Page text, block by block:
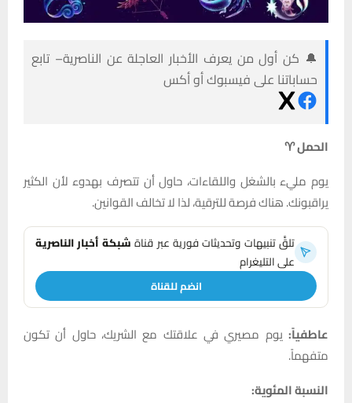
🔔 كن أول من يعرف الأخبار العاجلة عن الناصرية– تابع
حساباتنا على فيسبوك أو أكس
الحمل ♈
يوم مليء بالشغل واللقاءات، حاول أن تتصرف بهدوء لأن الكثير
يراقبونك. هناك فرصة للترقية، لذا لا تخالف القوانين.
تلقَّ تنبيهات وتحديثات فورية عبر قناةشبكة أخبار الناصرية
على التليغرام
انضم للقناة
عاطفياً: يوم مصيري في علاقتك مع الشريك، حاول أن تكون
متفهماً.
النسبة المئوية: